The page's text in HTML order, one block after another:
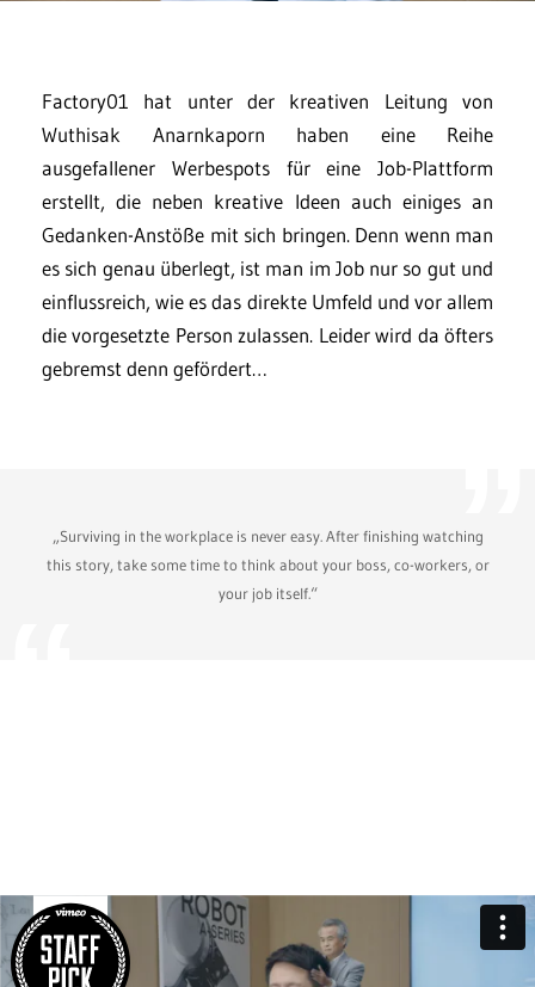
Factory01 hat unter der kreativen Leitung von
Wuthisak Anarnkaporn haben eine Reihe
ausgefallener Werbespots für eine Job-Plattform
erstellt, die neben kreative Ideen auch einiges an
Gedanken-Anstöße mit sich bringen. Denn wenn man
es sich genau überlegt, ist man im Job nur so gut und
einflussreich, wie es das direkte Umfeld und vor allem
die vorgesetzte Person zulassen. Leider wird da öfters
gebremst denn gefördert…
„Surviving in the workplace is never easy. After finishing watching
this story, take some time to think about your boss, co-workers, or
your job itself.“